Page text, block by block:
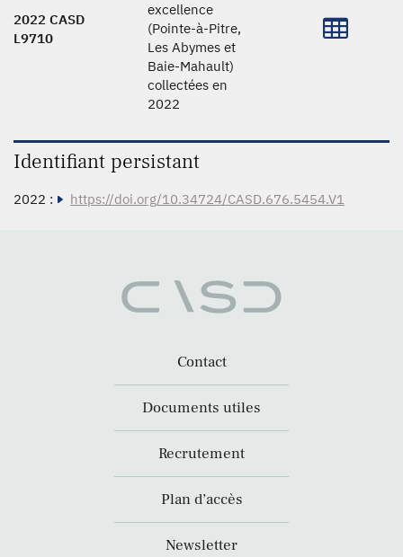
2022 CASD
L9710
excellence
(Pointe-à-Pitre,
Les Abymes et
Baie-Mahault)
collectées en
2022
Identifiant persistant
2022 : https://doi.org/10.34724/CASD.676.5454.V1
Contact
Documents utiles
Recrutement
Plan d’accès
Newsletter